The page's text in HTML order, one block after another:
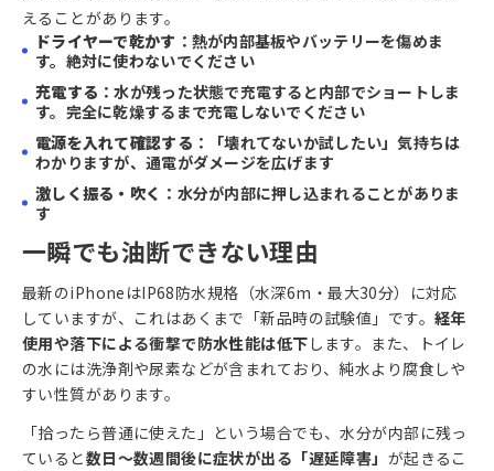
えることがあります。
ドライヤーで乾かす ：熱が内部基板やバッテリーを傷めま
す。絶対に使わないでください
充電する ：水が残った状態で充電すると内部でショートしま
す。完全に乾燥するまで充電しないでください
電源を入れて確認する ：「壊れてないか試したい」気持ちは
わかりますが、通電がダメージを広げます
激しく振る・吹く ：水分が内部に押し込まれることがありま
す
一瞬でも油断できない理由
最新のiPhoneはIP68防水規格（水深6m・最大30分）に対応
していますが、これはあくまで「新品時の試験値」です。 経年
使用や落下による衝撃で防水性能は低下 します。また、トイレ
の水には洗浄剤や尿素などが含まれており、純水より腐食しや
すい性質があります。
「拾ったら普通に使えた」という場合でも、水分が内部に残っ
ていると数日〜数週間後に症状が出る「遅延障害」 が起きるこ